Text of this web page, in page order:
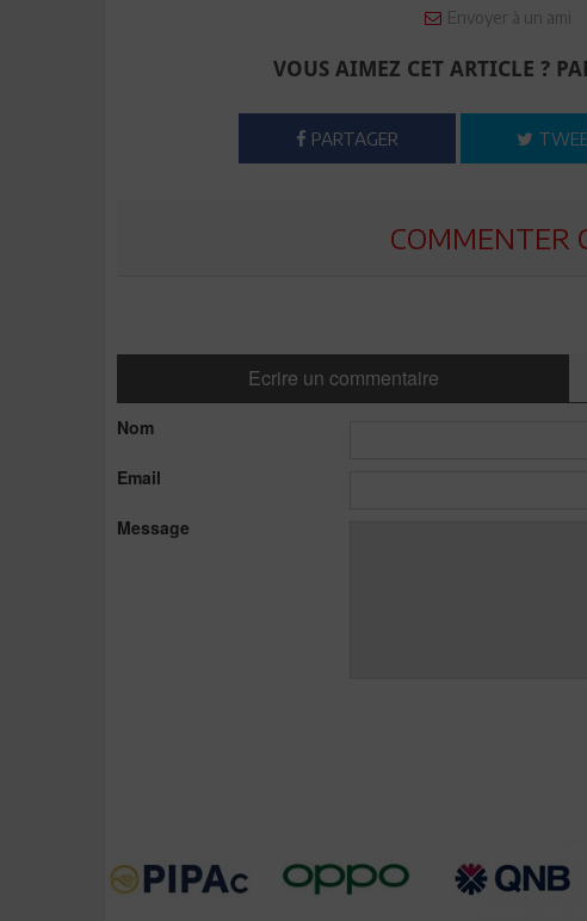
Envoyer à un ami
VOUS AIMEZ CET ARTICLE ?
PARTAGER
COMMENTER
Ecrire un commentaire
Nom
Email
Message